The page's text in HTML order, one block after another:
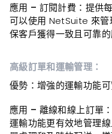
應用 – 訂閱計費 ：提供
可以使用 NetSuite 來管
保客戶獲得一致且可靠
高級訂單和運輸管理：
優勢 ：增強的運輸功能
應用 – 離線和線上訂單
運輸功能更有效地管理